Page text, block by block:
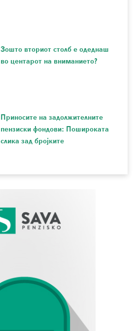
Зошто вториот столб е одеднаш
во центарот на вниманието?
Приносите на задолжителните
пензиски фондови: Пошироката
слика зад бројките